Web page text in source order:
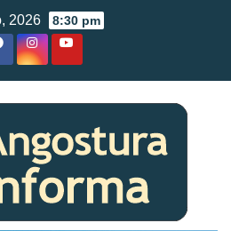
2026 8:30 pm